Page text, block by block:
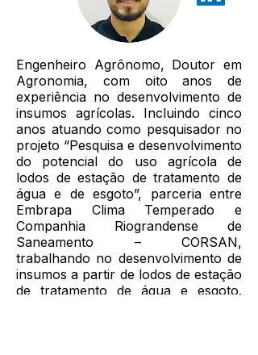
Engenheiro Agrônomo, Doutor em
Agronomia, com oito anos de
experiência no desenvolvimento de
insumos agrícolas. Incluindo cinco
anos atuando como pesquisador no
projeto “Pesquisa e desenvolvimento
do potencial do uso agrícola de
lodos de estação de tratamento de
água e de esgoto”, parceria entre
Embrapa Clima Temperado e
Companhia Riograndense de
Saneamento – CORSAN,
trabalhando no desenvolvimento de
insumos a partir de lodos de estação
de tratamento de água e esgoto.